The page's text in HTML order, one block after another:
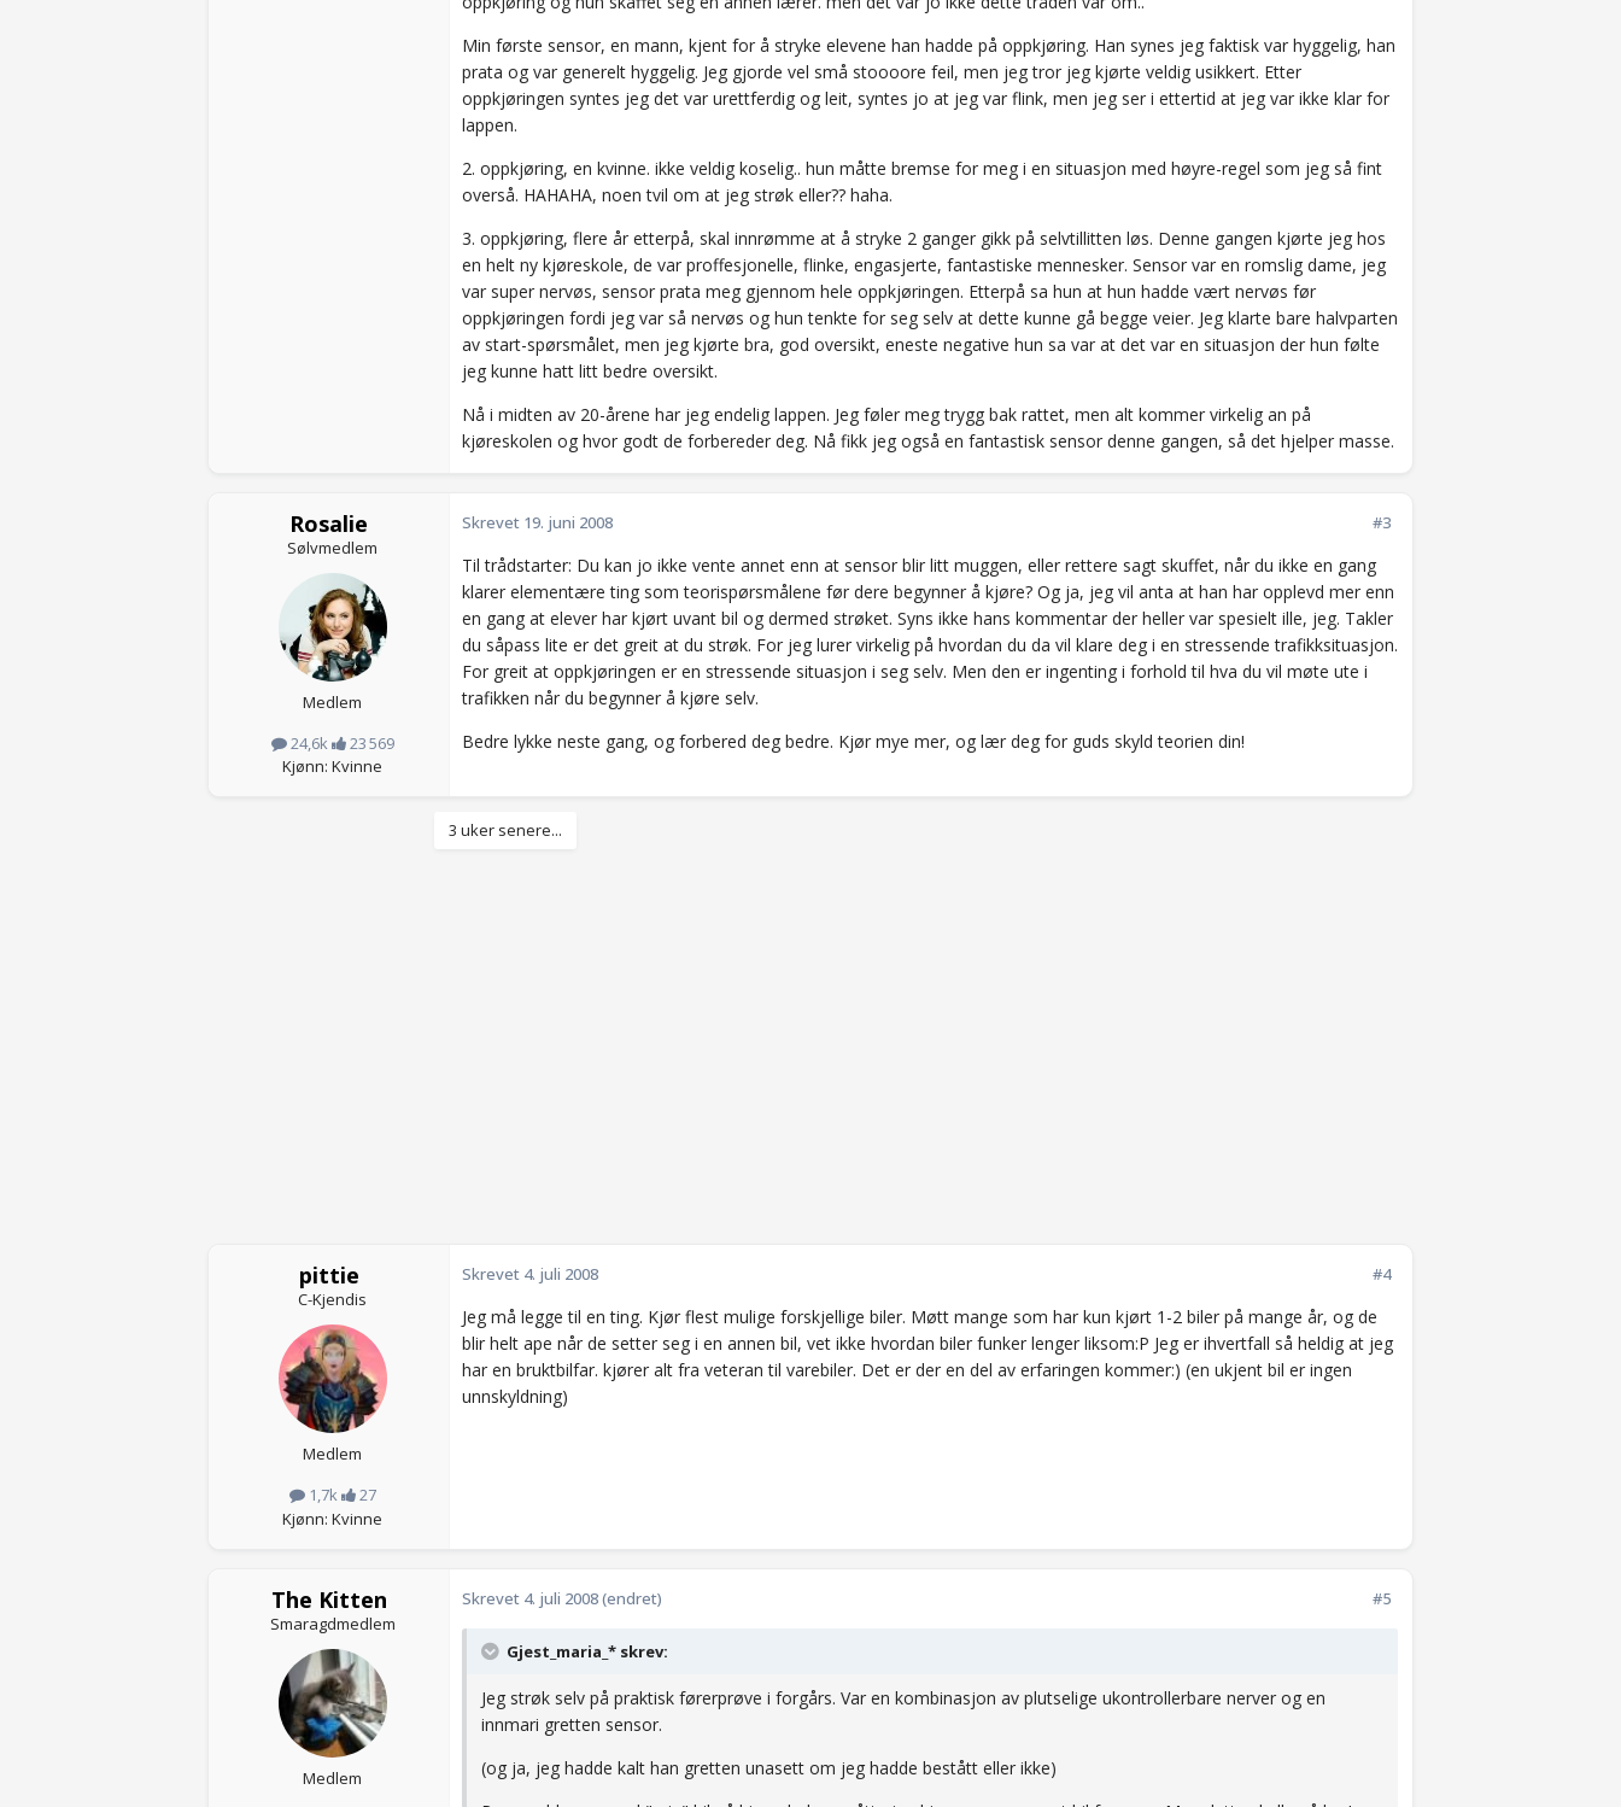
Min første sensor, en mann, kjent for å stryke elevene han hadde på oppkjøring. Han synes jeg faktisk var hyggelig, han
prata og var generelt hyggelig. Jeg gjorde vel små stoooore feil, men jeg tror jeg kjørte veldig usikkert. Etter
oppkjøringen syntes jeg det var urettferdig og leit, syntes jo at jeg var flink, men jeg ser i ettertid at jeg var ikke klar for
lappen.
2. oppkjøring, en kvinne. ikke veldig koselig.. hun måtte bremse for meg i en situasjon med høyre-regel som jeg så fint
overså. HAHAHA, noen tvil om at jeg strøk eller?? haha.
3. oppkjøring, flere år etterpå, skal innrømme at å stryke 2 ganger gikk på selvtillitten løs. Denne gangen kjørte jeg hos
en helt ny kjøreskole, de var proffesjonelle, flinke, engasjerte, fantastiske mennesker. Sensor var en romslig dame, jeg
var super nervøs, sensor prata meg gjennom hele oppkjøringen. Etterpå sa hun at hun hadde vært nervøs før
oppkjøringen fordi jeg var så nervøs og hun tenkte for seg selv at dette kunne gå begge veier. Jeg klarte bare halvparten
av start-spørsmålet, men jeg kjørte bra, god oversikt, eneste negative hun sa var at det var en situasjon der hun følte
jeg kunne hatt litt bedre oversikt.
Nå i midten av 20-årene har jeg endelig lappen. Jeg føler meg trygg bak rattet, men alt kommer virkelig an på
kjøreskolen og hvor godt de forbereder deg. Nå fikk jeg også en fantastisk sensor denne gangen, så det hjelper masse.
Rosalie
Sølvmedlem
Medlem
24,6k
23 569
Kjønn: Kvinne
#3
Skrevet 19. juni 2008
Til trådstarter: Du kan jo ikke vente annet enn at sensor blir litt muggen, eller rettere sagt skuffet, når du ikke en gang
klarer elementære ting som teorispørsmålene før dere begynner å kjøre? Og ja, jeg vil anta at han har opplevd mer enn
en gang at elever har kjørt uvant bil og dermed strøket. Syns ikke hans kommentar der heller var spesielt ille, jeg. Takler
du såpass lite er det greit at du strøk. For jeg lurer virkelig på hvordan du da vil klare deg i en stressende trafikksituasjon.
For greit at oppkjøringen er en stressende situasjon i seg selv. Men den er ingenting i forhold til hva du vil møte ute i
trafikken når du begynner å kjøre selv.
Bedre lykke neste gang, og forbered deg bedre. Kjør mye mer, og lær deg for guds skyld teorien din!
3 uker senere...
pittie
C-Kjendis
Medlem
1,7k
27
Kjønn: Kvinne
#4
Skrevet 4. juli 2008
Jeg må legge til en ting. Kjør flest mulige forskjellige biler. Møtt mange som har kun kjørt 1-2 biler på mange år, og de
blir helt ape når de setter seg i en annen bil, vet ikke hvordan biler funker lenger liksom:P Jeg er ihvertfall så heldig at jeg
har en bruktbilfar. kjører alt fra veteran til varebiler. Det er der en del av erfaringen kommer:) (en ukjent bil er ingen
unnskyldning)
The Kitten
Smaragdmedlem
Medlem
#5
Skrevet 4. juli 2008(endret)
Gjest_maria_* skrev:
Jeg strøk selv på praktisk førerprøve i forgårs. Var en kombinasjon av plutselige ukontrollerbare nerver og en
innmari gretten sensor.
(og ja, jeg hadde kalt han gretten unasett om jeg hadde bestått eller ikke)